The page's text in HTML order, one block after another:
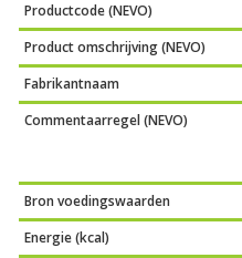
Productcode (NEVO)
Product omschrijving (NEVO)
Fabrikantnaam
Commentaarregel (NEVO)
Bron voedingswaarden
Energie (kcal)